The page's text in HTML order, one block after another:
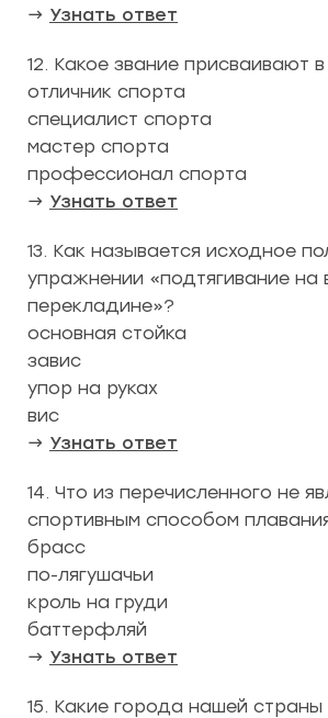
→ Узнать ответ
12. Какое звание присваивают
отличник спорта
специалист спорта
мастер спорта
профессионал спорта
→ Узнать ответ
13. Как называется исходное
упражнении «подтягивание на
перекладине»?
основная стойка
завис
упор на руках
вис
→ Узнать ответ
14. Что из перечисленного не
спортивным способом
брасс
по-лягушачьи
кроль на груди
баттерфляй
→ Узнать ответ
15. Какие города нашей